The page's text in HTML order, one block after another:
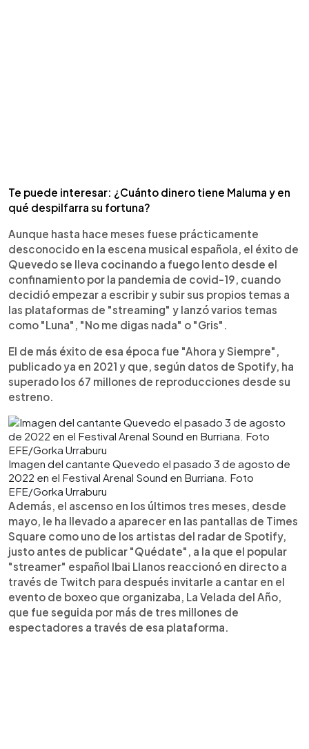
Te puede interesar: ¿Cuánto dinero tiene Maluma y en
qué despilfarra su fortuna?
Aunque hasta hace meses fuese prácticamente
desconocido en la escena musical española, el éxito de
Quevedo se lleva cocinando a fuego lento desde el
confinamiento por la pandemia de covid-19, cuando
decidió empezar a escribir y subir sus propios temas a
las plataformas de "streaming" y lanzó varios temas
como "Luna", "No me digas nada" o "Gris".
El de más éxito de esa época fue "Ahora y Siempre",
publicado ya en 2021 y que, según datos de Spotify, ha
superado los 67 millones de reproducciones desde su
estreno.
Imagen del cantante Quevedo el pasado 3 de agosto de
2022 en el Festival Arenal Sound en Burriana. Foto
EFE/Gorka Urraburu
Además, el ascenso en los últimos tres meses, desde
mayo, le ha llevado a aparecer en las pantallas de Times
Square como uno de los artistas del radar de Spotify,
justo antes de publicar "Quédate", a la que el popular
"streamer" español Ibai Llanos reaccionó en directo a
través de Twitch para después invitarle a cantar en el
evento de boxeo que organizaba, La Velada del Año,
que fue seguida por más de tres millones de
espectadores a través de esa plataforma.